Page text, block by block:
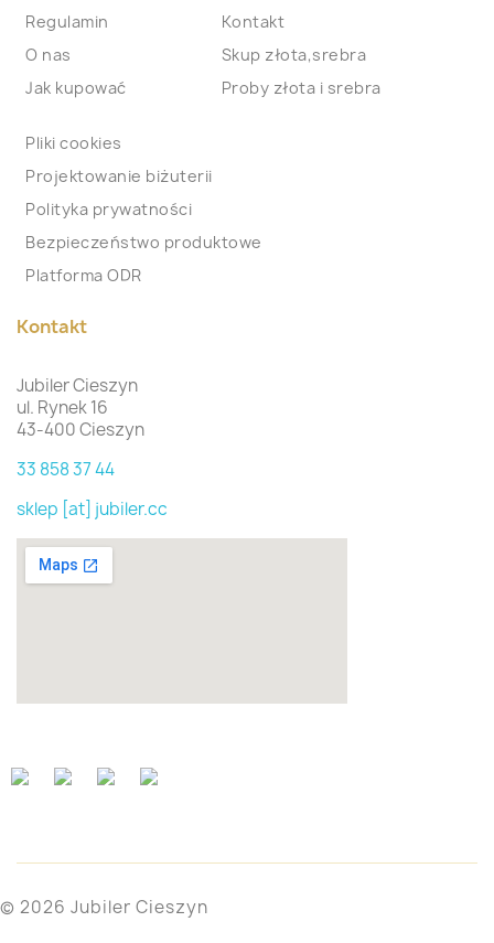
Regulamin
O nas
Jak kupować
Kontakt
Skup złota,srebra
Proby złota i srebra
Pliki cookies
Projektowanie biżuterii
Polityka prywatności
Bezpieczeństwo produktowe
Platforma ODR
Kontakt
Jubiler Cieszyn
ul. Rynek 16
43-400 Cieszyn
33 858 37 44
sklep [at] jubiler.cc
© 2026 Jubiler Cieszyn